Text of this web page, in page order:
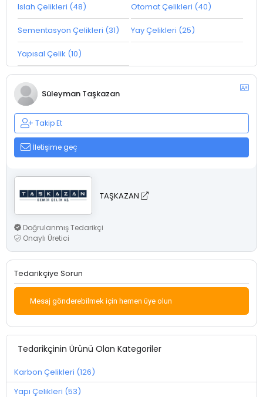
Islah Çelikleri (48) Otomat Çelikleri (40)
Sementasyon Çelikleri (31) Yay Çelikleri (25)
Yapısal Çelik (10)
Süleyman Taşkazan
Takip Et
İletişime geç
TAŞKAZAN
Doğrulanmış Tedarikçi
Onaylı Üretici
Tedarikçiye Sorun
Mesaj gönderebilmek için hemen üye olun
Tedarikçinin Ürünü Olan Kategoriler
Karbon Çelikleri (126)
Yapı Çelikleri (53)